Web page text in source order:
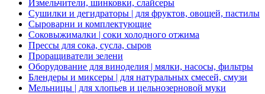
Измельчители, шинковки, слайсеры
Сушилки и дегидраторы | для фруктов, овощей, пастилы
Сыроварни и комплектующие
Соковыжималки | соки холодного отжима
Прессы для сока, сусла, сыров
Проращиватели зелени
Оборудование для виноделия | мялки, насосы, фильтры
Блендеры и миксеры | для натуральных смесей, смузи
Мельницы | для хлопьев и цельнозерновой муки